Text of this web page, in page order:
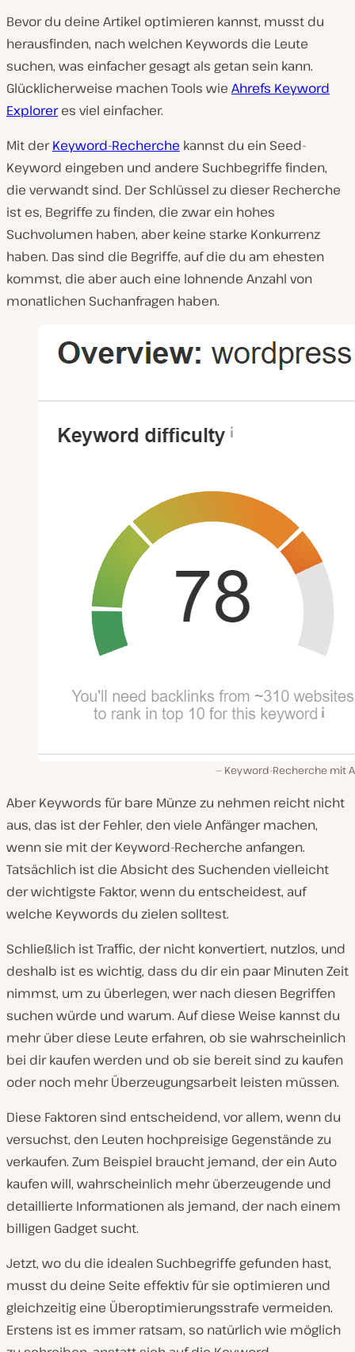
Bevor du deine Artikel optimieren kannst, musst du
herausfinden, nach welchen Keywords die Leute
suchen, was einfacher gesagt als getan sein kann.
Glücklicherweise machen Tools wie Ahrefs Keyword
Exploreres viel einfacher.
Mit derKeyword-Recherche kannst du ein Seed-
Keyword eingeben und andere Suchbegriffe finden,
die verwandt sind. Der Schlüssel zu dieser Recherche
ist es, Begriffe zu finden, die zwar ein hohes
Suchvolumen haben, aber keine starke Konkurrenz
haben. Das sind die Begriffe, auf die du am ehesten
kommst, die aber auch eine lohnende Anzahl von
monatlichen Suchanfragen haben.
Keyword-Recherche mit
Aber Keywords für bare Münze zu nehmen reicht nicht
aus, das ist der Fehler, den viele Anfänger machen,
wenn sie mit der Keyword-Recherche anfangen.
Tatsächlich ist die Absicht des Suchenden vielleicht
der wichtigste Faktor, wenn du entscheidest, auf
welche Keywords du zielen solltest.
Schließlich ist Traffic, der nicht konvertiert, nutzlos, und
deshalb ist es wichtig, dass du dir ein paar Minuten Zeit
nimmst, um zu überlegen, wer nach diesen Begriffen
suchen würde und warum. Auf diese Weise kannst du
mehr über diese Leute erfahren, ob sie wahrscheinlich
bei dir kaufen werden und ob sie bereit sind zu kaufen
oder noch mehr Überzeugungsarbeit leisten müssen.
Diese Faktoren sind entscheidend, vor allem, wenn du
versuchst, den Leuten hochpreisige Gegenstände zu
verkaufen. Zum Beispiel braucht jemand, der ein Auto
kaufen will, wahrscheinlich mehr überzeugende und
detaillierte Informationen als jemand, der nach einem
billigen Gadget sucht.
Jetzt, wo du die idealen Suchbegriffe gefunden hast,
musst du deine Seite effektiv für sie optimieren und
gleichzeitig eine Überoptimierungsstrafe vermeiden.
Erstens ist es immer ratsam, so natürlich wie möglich